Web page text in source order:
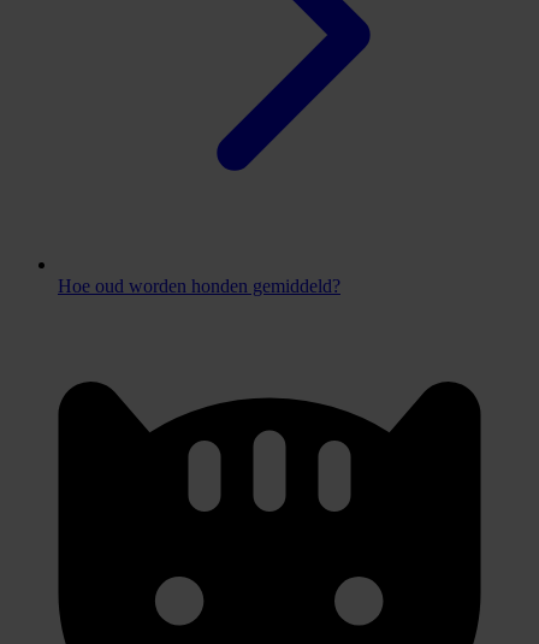
Hoe oud worden honden gemiddeld?